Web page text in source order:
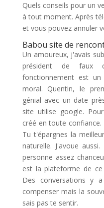
Quels conseils pour un
à tout moment. Après
et vous pouvez annuler
Babou site de
Un amoureux, j'avais
président de faux
fonctionnement est
moral. Quentin, le
génial avec un date
site utilise google.
créé en toute confiance.
Tu t'épargnes la
naturelle. J'avoue
personne assez
est la plateforme de
Des conversations y
compenser mais la
sais pas te sentir.